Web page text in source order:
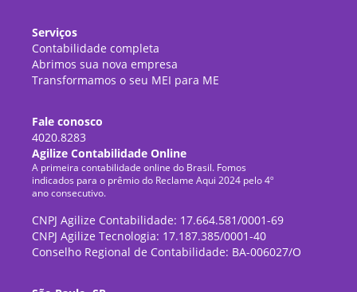
Serviços
Contabilidade completa
Abrimos sua nova empresa
Transformamos o seu MEI para ME
Fale conosco
4020.8283
Agilize Contabilidade Online
A primeira contabilidade online do Brasil. Fomos
indicados para o prêmio do Reclame Aqui 2024 pelo 4º
ano consecutivo.
CNPJ Agilize Contabilidade: 17.664.581/0001-69
CNPJ Agilize Tecnologia: 17.187.385/0001-40
Conselho Regional de Contabilidade: BA-006027/O